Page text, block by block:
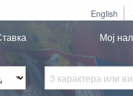
English
Мој